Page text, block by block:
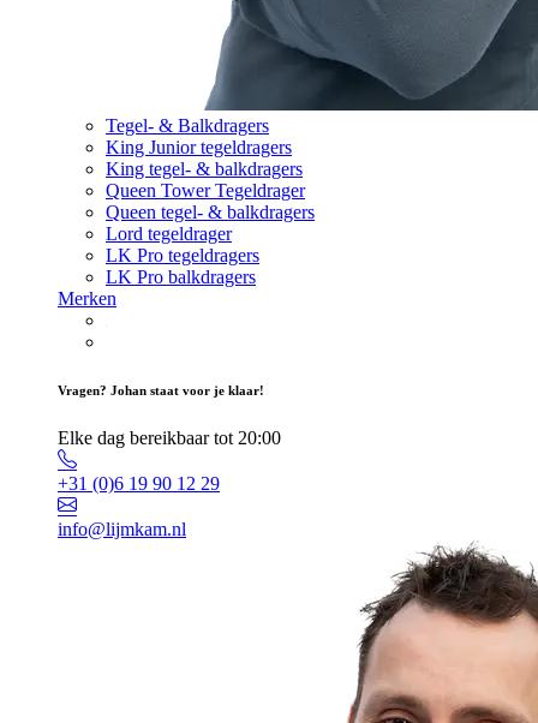
Tegel- & Balkdragers
King Junior tegeldragers
King tegel- & balkdragers
Queen Tower Tegeldrager
Queen tegel- & balkdragers
Lord tegeldrager
LK Pro tegeldragers
LK Pro balkdragers
Merken
Vragen? Johan staat voor je klaar!
Elke dag bereikbaar tot 20:00
+31 (0)6 19 90 12 29
info@lijmkam.nl